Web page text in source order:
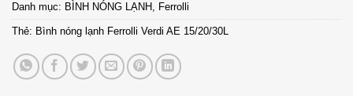
Danh mục: BÌNH NÓNG LẠNH, Ferrolli
Thẻ: Bình nóng lạnh Ferrolli Verdi AE 15/20/30L